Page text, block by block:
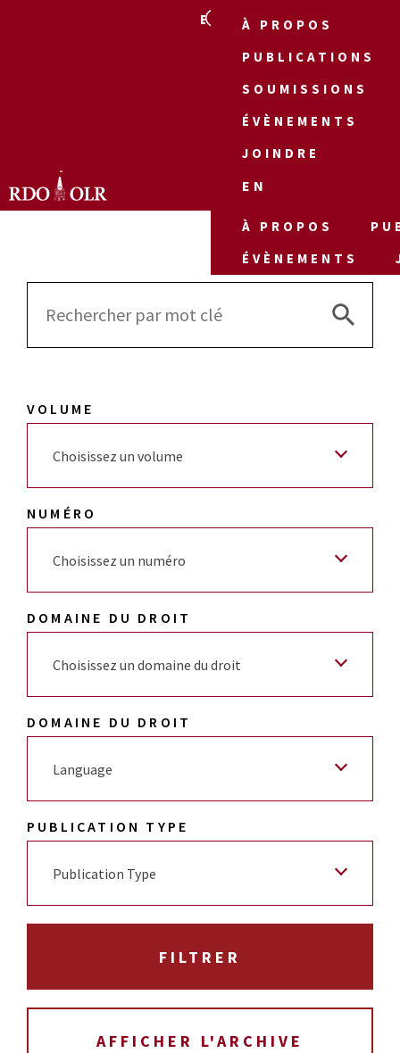
EN
À PROPOS
PUBLICATIONS
SOUMISSIONS
ÉVÈNEMENTS
JOINDRE
EN
À PROPOS
ÉVÈNEMENTS
Search
Search
VOLUME
Choisissez un volume
NUMÉRO
Choisissez un numéro
DOMAINE DU DROIT
Choisissez un domaine du droit
DOMAINE DU DROIT
Language
PUBLICATION TYPE
Publication Type
AFFICHER L'ARCHIVE